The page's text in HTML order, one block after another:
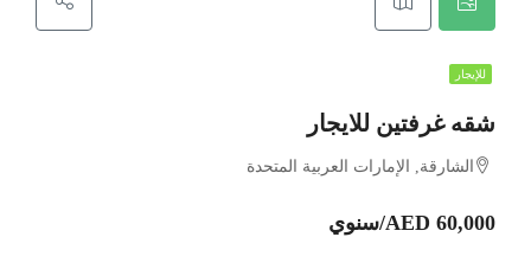
للإيجار
شقه غرفتين للايجار
الشارقة, الإمارات العربية المتحدة
AED 60,000/سنوي